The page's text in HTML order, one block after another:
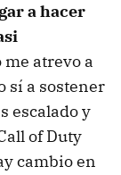
a hacer
me atrevo a
sí a sostener
escalado y
of Duty
cambio en